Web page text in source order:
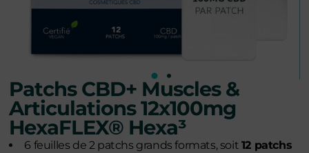
Patchs CBD+ Muscles &
Articulations 12x100mg
HexaFLEX® Hexa³
6 feuilles de 2 patchs grands formats, soit 12 patchs